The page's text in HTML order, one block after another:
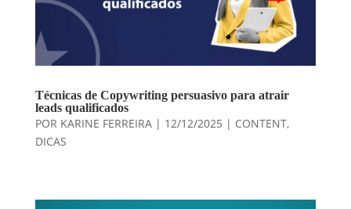
Técnicas de Copywriting persuasivo para atrair
leads qualificados
POR KARINE FERREIRA| 12/12/2025 | CONTENT,
DICAS